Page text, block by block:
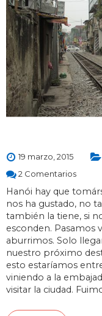
19 marzo, 2015
2 Comentarios
Hanói hay que
nos ha gustado, no
también la tiene, si
esconden. Pasamos
aburrimos. Solo
nuestro próximo
esto estaríamos
viniendo a la
visitar la ciudad.